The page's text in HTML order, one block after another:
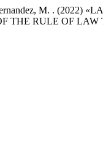
M. .
THE RULE OF